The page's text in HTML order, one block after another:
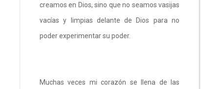
creamos en Dios, sino que no seamos vasijas
vacías y limpias delante de Dios para no
poder experimentar su poder.
Muchas veces mi corazón se llena de las